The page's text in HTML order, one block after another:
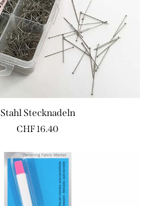
Stahl Stecknadeln
CHF16.40